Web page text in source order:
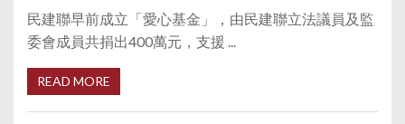
民建聯早前成立「愛心基金」，由民建聯立法議員及監
委會成員共捐出400萬元，支援 ...
READ MORE